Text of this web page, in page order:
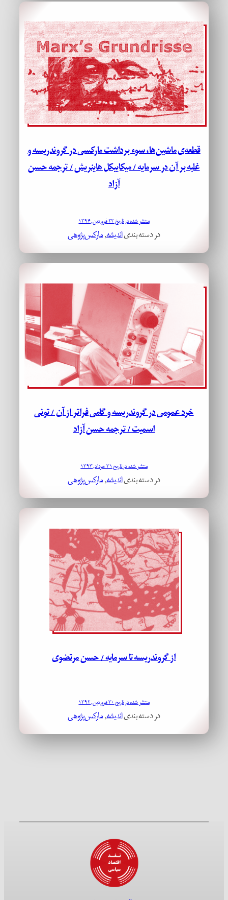
قطعه‌ی ماشین‌ها، سوء برداشت مارکسی در گروندریسه و
غلبه بر آن در سرمایه / میکاییکل هاینریش / ترجمه حسن
آزاد
منتشر شده در تاریخ ۲۲ فروردین, ۱۳۹۴
در دسته بندیاندیشه, مارکس‌پژوهی
خرد عمومی در گروندریسه و گامی فراتر از آن / تونی
اسمیت / ترجمه حسن آزاد
منتشر شده در تاریخ ۳۱ خرداد, ۱۳۹۳
در دسته بندیاندیشه, مارکس‌پژوهی
از گروندریسه تا سرمایه / حسن مرتضوی
منتشر شده در تاریخ ۳۰ فروردین, ۱۳۹۲
در دسته بندیاندیشه, مارکس‌پژوهی